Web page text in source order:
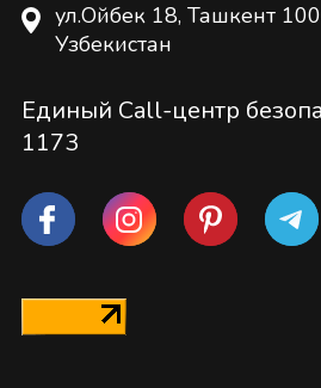
ул.Ойбек 18, Ташкент
Узбекистан
Единый Call-центр
1173